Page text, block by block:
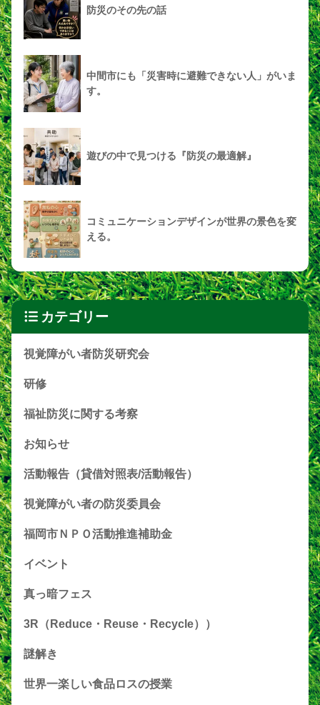
防災のその先の話
中間市にも「災害時に避難できない人」がいま
す。
遊びの中で見つける『防災の最適解』
コミュニケーションデザインが世界の景色を変
える。
カテゴリー
視覚障がい者防災研究会
研修
福祉防災に関する考察
お知らせ
活動報告（貸借対照表/活動報告）
視覚障がい者の防災委員会
福岡市ＮＰＯ活動推進補助金
イベント
真っ暗フェス
3R（Reduce・Reuse・Recycle））
謎解き
世界一楽しい食品ロスの授業